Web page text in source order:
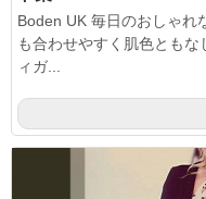
Boden UK 毎日のおしゃれ
も合わせやすく肌色とも
ィガ...